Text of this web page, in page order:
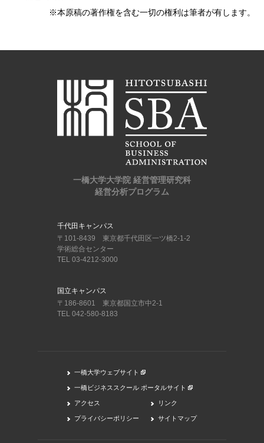
※本原稿の著作権を含む一切の権利は筆者が有します。
一橋大学大学院 経営管理研究科
経営分析プログラム
千代田キャンパス
〒101-8439 東京都千代田区一ツ橋2-1-2
学術総合センター
TEL 03-4212-3000
国立キャンパス
〒186-8601 東京都国立市中2-1
TEL 042-580-8183
一橋大学ウェブサイト
一橋ビジネススクール ポータルサイト
アクセス リンク
プライバシーポリシー サイトマップ